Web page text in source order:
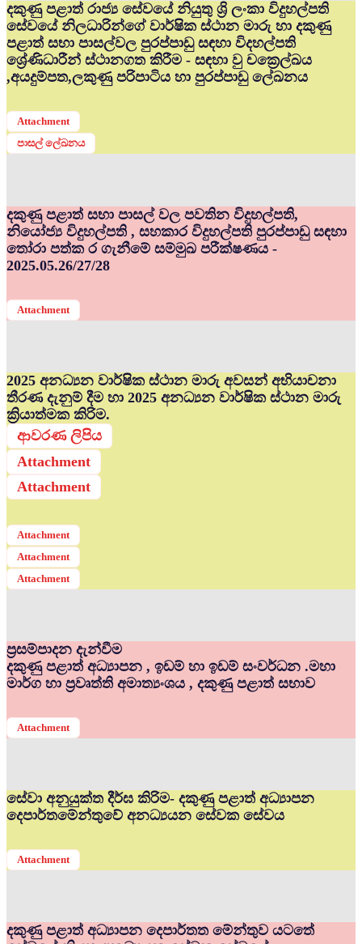
දකුණු පළාත් රාජ්‍ය සේවයේ නියුතු ශ්‍රි ලංකා විදුහල්පති
සේවයේ නිලධාරින්ගේ වාර්ෂික ස්ථාන මාරු හා දකුණු
පළාත් සභා පාසල්වල පුරප්පාඩු සඳහා විදහල්පති
ශ්‍රේණිධාරීන් ස්ථානගත කිරීම - සඳහා වු චක්‍රෙල්ඛය
,අයදුම්පත,ලකුණු පරිපාටිය හා පුරප්පාඩු ලේඛනය
Attachment
පාසල් ලේඛනය
දකුණු පළාත් සභා පාසල් වල පවතින විදුහල්පති,
නියෝජ්‍ය විදුහල්පති , සහකාර විදුහල්පති පුරප්පාඩු සඳහා
තෝරා පත්ක ර ගැනීමේ සම්මුඛ පරීක්ෂණය -
2025.05.26/27/28
Attachment
2025 අනධ්‍යන වාර්ෂික ස්ථාන මාරු අවසන් අභියාචනා
තීරණ දැනුම් දීම හා 2025 අනධ්‍යන වාර්ෂික ස්ථාන මාරු
ක්‍රියාත්මක කිරිම.
ආවරණ ලිපිය
Attachment
Attachment
Attachment
Attachment
Attachment
ප්‍රසම්පාදන දැන්වීම
දකුණු පළාත් අධ්‍යාපන , ඉඩම් හා ඉඩම් සංවර්ධන .මහා
මාර්ග හා ප්‍රවෘත්ති අමාත්‍යංශය , දකුණු පළාත් සභාව
Attachment
සේවා අනුයුක්ත දීර්ඝ කිරිම- දකුණු පළාත් අධ්‍යාපන
දෙපාර්තමේන්තුවේ අනධ්‍යයන සේවක සේවය
Attachment
දකුණු පළාත් අධ්‍යාපන දෙපාර්තත මේන්තුව යටතේ